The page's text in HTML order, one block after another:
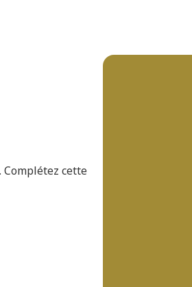
cette